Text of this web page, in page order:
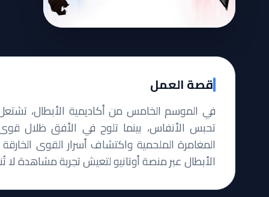
قصة العمل
في الموسم الخامس من أكاديمية الأبطال،
تحبس الأنفاس، بينما تلوح في الأفق ظلال
المغامرة الملحمية واكتشاف أسرار القوى
الأبطال عبر منصة أوتانيو لتعيش تجربة مشاهدة